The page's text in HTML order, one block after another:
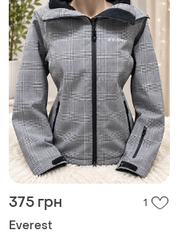
375 грн 1
Everest